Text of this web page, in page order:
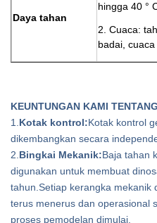
Daya tahan
hingga 40 °
2. Cuaca:
badai, cuaca
KEUNTUNGAN KAMI
1. Kotak kontrol:Kotak kontrol
dikembangkan secara
2. Bingkai Mekanik:Baja tahan
digunakan untuk membuat
tahun.Setiap kerangka mekanik
terus menerus dan operasional
proses pemodelan dimulai.